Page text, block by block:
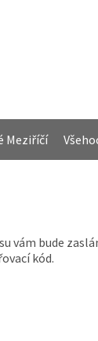
Meziříčí
vám bude
kód.